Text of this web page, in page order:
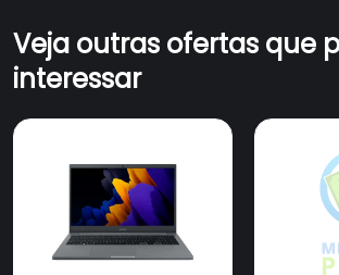
Veja outras ofertas que
interessar